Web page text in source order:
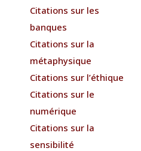
Citations sur les
banques
Citations sur la
métaphysique
Citations sur l’éthique
Citations sur le
numérique
Citations sur la
sensibilité